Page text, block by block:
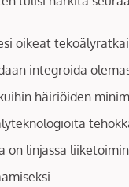
oikeat
integroida
häiriöiden
linjassa